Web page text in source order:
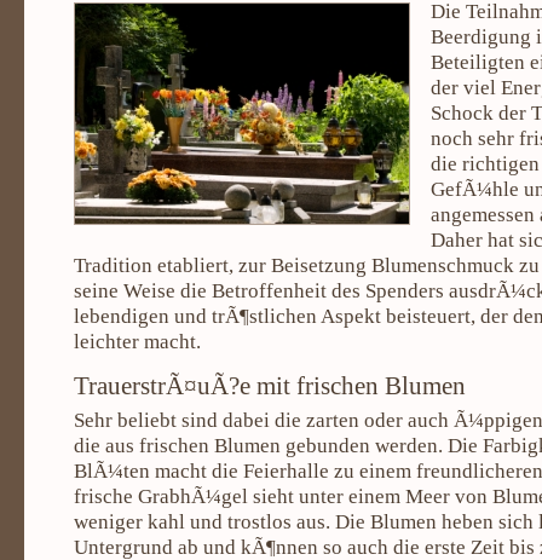
Die
Beerdigung
Beteiligten
der viel
Schock der
noch sehr
die richtigen
GefÃ¼hle
Daher hat
Tradition etabliert, zur Beisetzung Blumenschmuck
seine Weise die Betroffenheit des Spenders
lebendigen und trÃ¶stlichen Aspekt beisteuert, der
leichter macht.
TrauerstrÃ¤uÃ?e mit frischen Blumen
Sehr beliebt sind dabei die zarten oder auch
die aus frischen Blumen gebunden werden. Die
BlÃ¼ten macht die Feierhalle zu einem
frische GrabhÃ¼gel sieht unter einem Meer von
weniger kahl und trostlos aus. Die Blumen heben sich
Untergrund ab und kÃ¶nnen so auch die erste Zeit